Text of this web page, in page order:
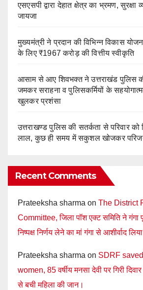
एसएसपी द्वारा देहात क्षेत्र का भ्रमण, सुरक्षा
जायजा
मुख्यमंत्री ने प्रदान की विभिन्न विकास
के लिए ₹1967 करोड़ की वित्तीय स्वीकृति
आसाम से आए शिवभक्त ने उत्तराखंड पुलिस
जमकर सराहना व पुलिसकर्मियों के
खुलकर प्रशंसा
उत्तराखण्ड पुलिस की सतर्कता से परिवार को
लाल, कुछ ही समय में सकुशल खोजकर
Recent Comments
Prateeksha sharma on The District
Committee, जिला पॉश एक्ट समिति ने
निष्पक्ष निर्णय लेने का मां गंगा से आशीर्वाद
Prateeksha sharma on SDRF
women, 85 वर्षीय मनसा देवी पर गिरी
से बची महिला की जान।